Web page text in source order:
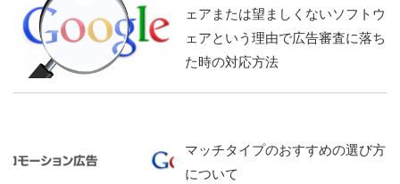
ェアまたは望ましくないソフトウ
ェアという理由で広告審査に落ち
た時の対応方法
マッチタイプのおすすめの選び方
について